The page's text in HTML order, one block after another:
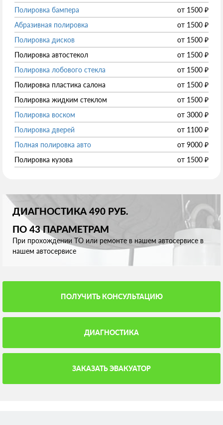
Полировка бампера
от 1500 ₽
Абразивная полировка
от 1500 ₽
Полировка дисков
от 1500 ₽
Полировка автостекол
от 1500 ₽
Полировка лобового стекла
от 1500 ₽
Полировка пластика салона
от 1500 ₽
Полировка жидким стеклом
от 1500 ₽
Полировка воском
от 3000 ₽
Полировка дверей
от 1100 ₽
Полная полировка авто
от 9000 ₽
Полировка кузова
от 1500 ₽
ДИАГНОСТИКА 490 РУБ.
ПО 43 ПАРАМЕТРАМ
При прохождении ТО или ремонте в нашем автосервисе в
нашем автосервисе
ПОЛУЧИТЬ КОНСУЛЬТАЦИЮ
ДИАГНОСТИКА
ЗАКАЗАТЬ ЭВАКУАТОР